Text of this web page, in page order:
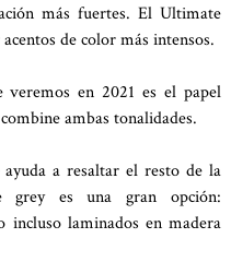
más fuertes. El Ultimate
de color más intensos.
veremos en 2021 es el papel
ambas tonalidades.
a resaltar el resto de la
grey es una gran opción:
incluso laminados en madera